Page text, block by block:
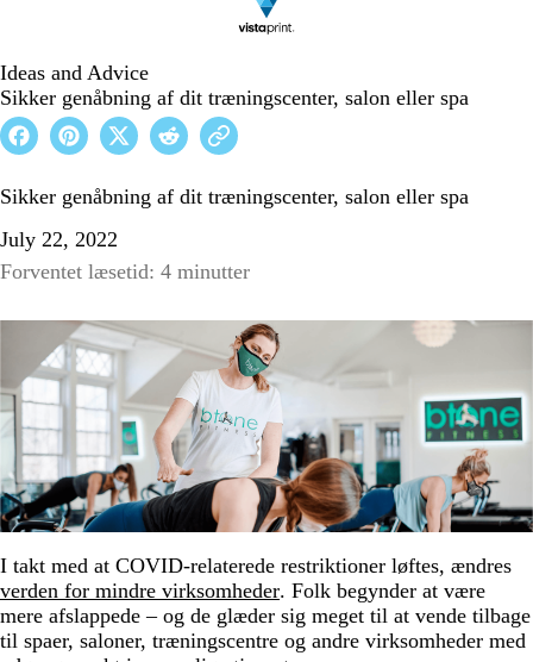
Ideas and Advice
Sikker genåbning af dit træningscenter, salon eller spa
Sikker genåbning af dit træningscenter, salon eller spa
July 22, 2022
Forventet læsetid: 4 minutter
I takt med at COVID-relaterede restriktioner løftes, ændres
verden for mindre virksomheder. Folk begynder at være
mere afslappede – og de glæder sig meget til at vende tilbage
til spaer, saloner, træningscentre og andre virksomheder med